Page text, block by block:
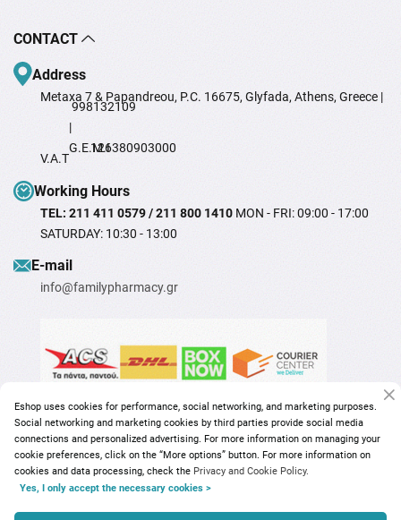
CONTACT
Address
Metaxa 7 & Papandreou, P.C. 16675, Glyfada, Athens, Greece |
V.A.T
998132109
|
G.E.M.I126380903000
Working Hours
TEL: 211 411 0579 / 211 800 1410 MON - FRI: 09:00 - 17:00
SATURDAY: 10:30 - 13:00
Ε-mail
info@familypharmacy.gr
Eshop uses cookies for performance, social networking, and marketing purposes.
Social networking and marketing cookies by third parties provide social media
connections and personalized advertising. For more information on managing your
cookie preferences, click on the “More options” button. For more information on
cookies and data processing, check the Privacy and Cookie Policy.
Yes, I only accept the necessary cookies >